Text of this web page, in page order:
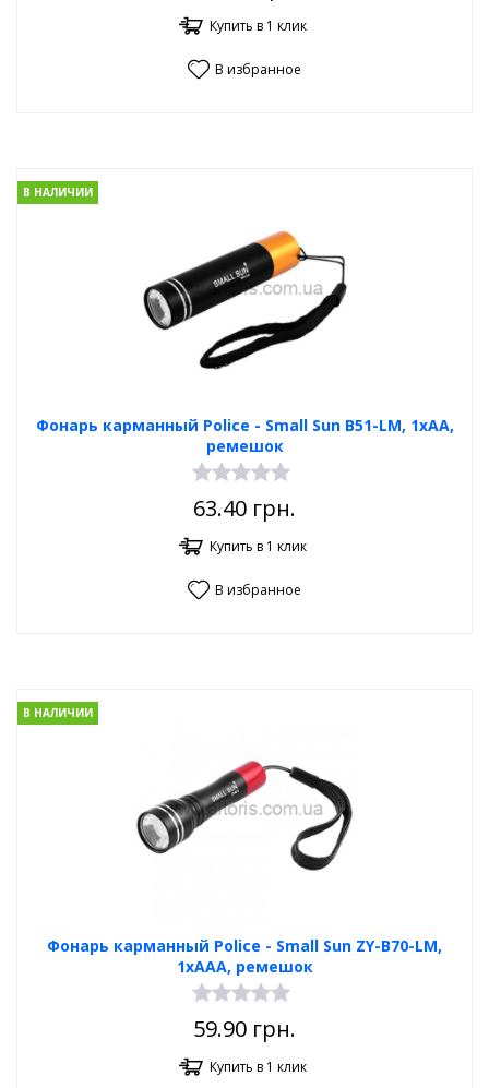
Купить в 1 клик
В избранное
Фонарь карманный Poliсe - Small Sun B51-LM, 1xAA,
ремешок
В НАЛИЧИИ
63.40 грн.
Купить в 1 клик
В избранное
Фонарь карманный Poliсe - Small Sun ZY-B70-LM,
1хAAA, ремешок
В НАЛИЧИИ
59.90 грн.
Купить в 1 клик